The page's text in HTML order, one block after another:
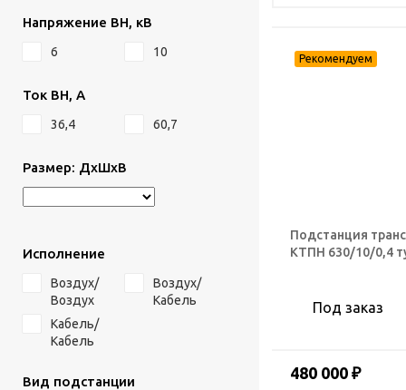
Напряжение ВН, кВ
6 10
Ток ВН, А
36,4 60,7
Размер: ДхШхВ
Исполнение
Воздух/
Воздух
Воздух/
Кабель
Кабель/
Кабель
Вид подстанции
Подстанция
КТПН 630/10/0,4
Под заказ
480 000 ₽